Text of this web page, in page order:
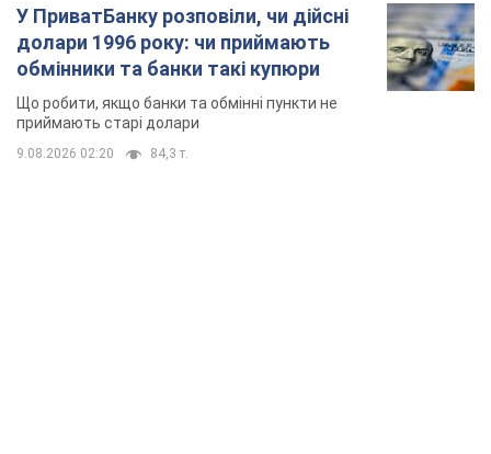
У ПриватБанку розповіли, чи дійсні
долари 1996 року: чи приймають
обмінники та банки такі купюри
Що робити, якщо банки та обмінні пункти не
приймають старі долари
9.08.2026 02:20 84,3 т.